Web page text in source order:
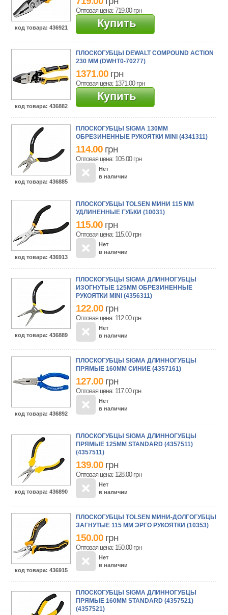
код товара: 436921
Оптовая цена: 719.00 грн
Купить
код товара: 436882
ПЛОСКОГУБЦЫ DEWALT COMPOUND ACTION
230 ММ (DWHT0-70277)
1371.00 грн
Оптовая цена: 1371.00 грн
Купить
код товара: 436885
ПЛОСКОГУБЦЫ SIGMA 130ММ
ОБРЕЗИНЕННЫЕ РУКОЯТКИ MINI (4341311)
114.00 грн
Оптовая цена: 105.00 грн
Нет
в наличии
код товара: 436913
ПЛОСКОГУБЦЫ TOLSEN МИНИ 115 ММ
УДЛИНЕННЫЕ ГУБКИ (10031)
115.00 грн
Оптовая цена: 115.00 грн
Нет
в наличии
код товара: 436889
ПЛОСКОГУБЦЫ SIGMA ДЛИННОГУБЦЫ
ИЗОГНУТЫЕ 125ММ ОБРЕЗИНЕННЫЕ
РУКОЯТКИ MINI (4356311)
122.00 грн
Оптовая цена: 112.00 грн
Нет
в наличии
код товара: 436892
ПЛОСКОГУБЦЫ SIGMA ДЛИННОГУБЦЫ
ПРЯМЫЕ 160ММ СИНИЕ (4357161)
127.00 грн
Оптовая цена: 117.00 грн
Нет
в наличии
код товара: 436890
ПЛОСКОГУБЦЫ SIGMA ДЛИННОГУБЦЫ
ПРЯМЫЕ 125ММ STANDARD (4357511)
(4357511)
139.00 грн
Оптовая цена: 128.00 грн
Нет
в наличии
код товара: 436915
ПЛОСКОГУБЦЫ TOLSEN МИНИ-ДОЛГОГУБЦЫ
ЗАГНУТЫЕ 115 ММ ЭРГО РУКОЯТКИ (10353)
150.00 грн
Оптовая цена: 150.00 грн
Нет
в наличии
ПЛОСКОГУБЦЫ SIGMA ДЛИННОГУБЦЫ
ПРЯМЫЕ 160ММ STANDARD (4357521)
(4357521)